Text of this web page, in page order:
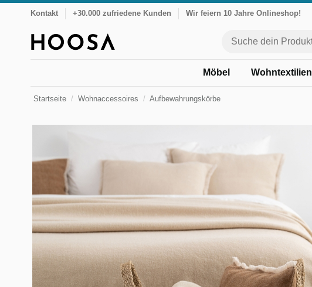
Kontakt +30.000 zufriedene Kunden Wir feiern 10 Jahre Onlineshop!
Möbel Wohntextilien
Startseite Wohnaccessoires Aufbewahrungskörbe